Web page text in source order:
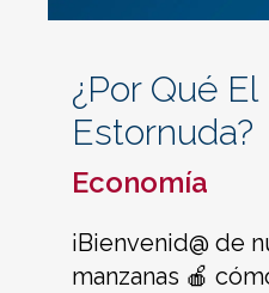
¿Por Qué
Estornuda?
Economía
¡Bienvenid@ de
manzanas 🍎